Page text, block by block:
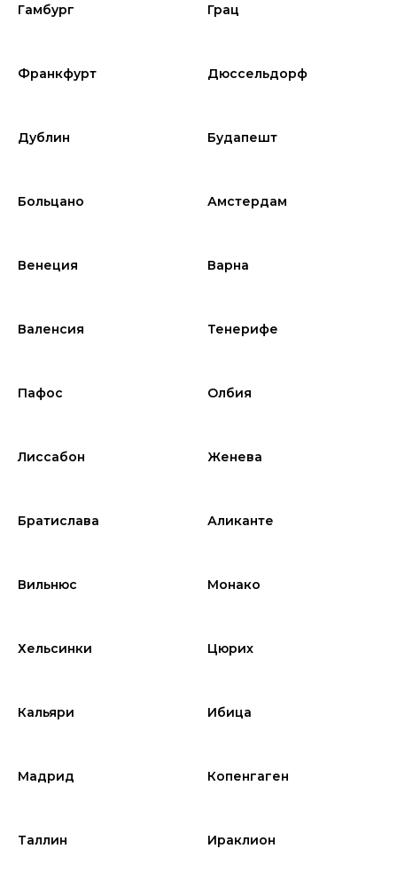
Гамбург Грац
Франкфурт Дюссельдорф
Дублин Будапешт
Больцано Амстердам
Венеция Варна
Валенсия Тенерифе
Пафос Олбия
Лиссабон Женева
Братислава Аликанте
Вильнюс Монако
Хельсинки Цюрих
Кальяри Ибица
Мадрид Копенгаген
Таллин Ираклион